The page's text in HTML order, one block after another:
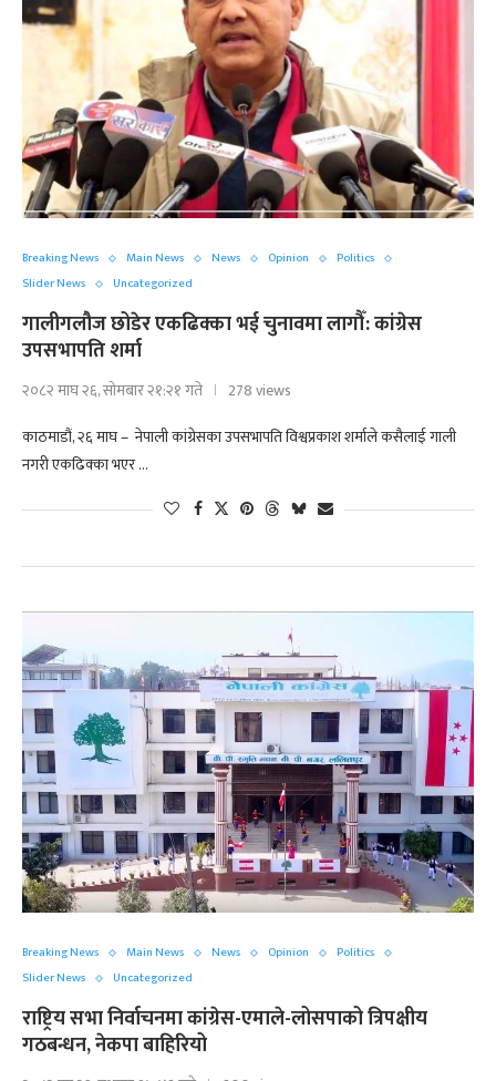
Breaking News Main News News Opinion
Politics
Slider News
Uncategorized
गालीगलौज छोडेर एकढिक्का भई चुनावमा लागौँ: कांग्रेस
उपसभापति शर्मा
२०८२ माघ २६, सोमबार २१:२१ गते
278 views
काठमाडौं, २६ माघ – नेपाली कांग्रेसका उपसभापति विश्वप्रकाश शर्माले कसैलाई गाली
नगरी एकढिक्का भएर …
Breaking News Main News News Opinion
Politics
Slider News
Uncategorized
राष्ट्रिय सभा निर्वाचनमा कांग्रेस-एमाले-लोसपाको त्रिपक्षीय
गठबन्धन, नेकपा बाहिरियो